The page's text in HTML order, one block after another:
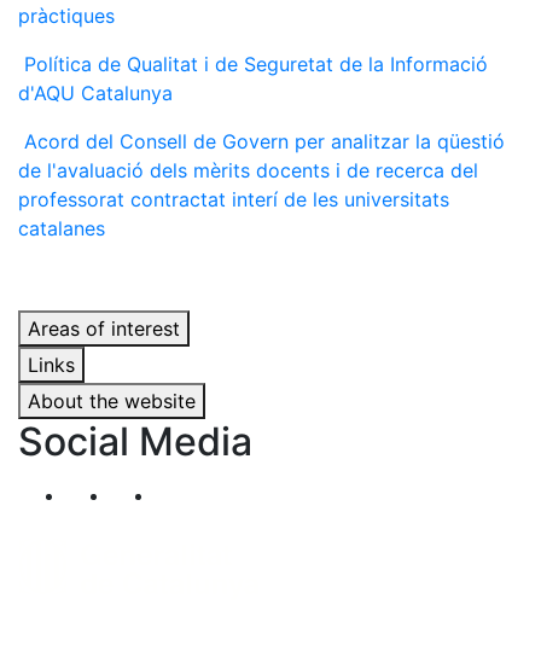
pràctiques
Política de Qualitat i de Seguretat de la Informació
d'AQU Catalunya
Acord del Consell de Govern per analitzar la qüestió
de l'avaluació dels mèrits docents i de recerca del
professorat contractat interí de les universitats
catalanes
Areas of interest
Links
About the website
Social Media
Segueix-nos al nostre canal de Twitter